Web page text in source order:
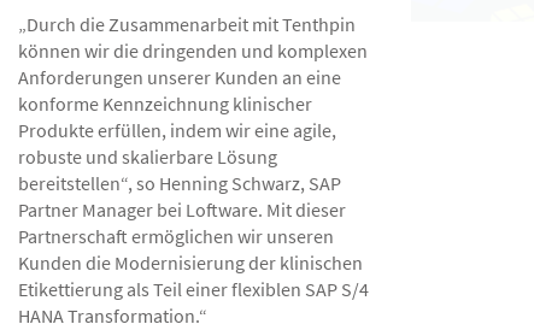
„Durch die Zusammenarbeit mit Tenthpin
können wir die dringenden und komplexen
Anforderungen unserer Kunden an eine
konforme Kennzeichnung klinischer
Produkte erfüllen, indem wir eine agile,
robuste und skalierbare Lösung
bereitstellen“, so Henning Schwarz, SAP
Partner Manager bei Loftware. Mit dieser
Partnerschaft ermöglichen wir unseren
Kunden die Modernisierung der klinischen
Etikettierung als Teil einer flexiblen SAP S/4
HANA Transformation.“